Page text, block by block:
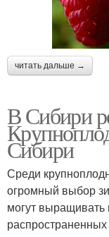
читать дальше →
В Сибири
Сибири
Среди
огромный выбор
могут